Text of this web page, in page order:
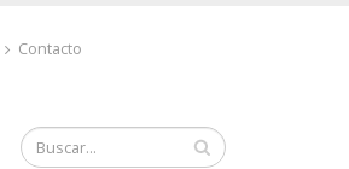
Contacto
Buscar